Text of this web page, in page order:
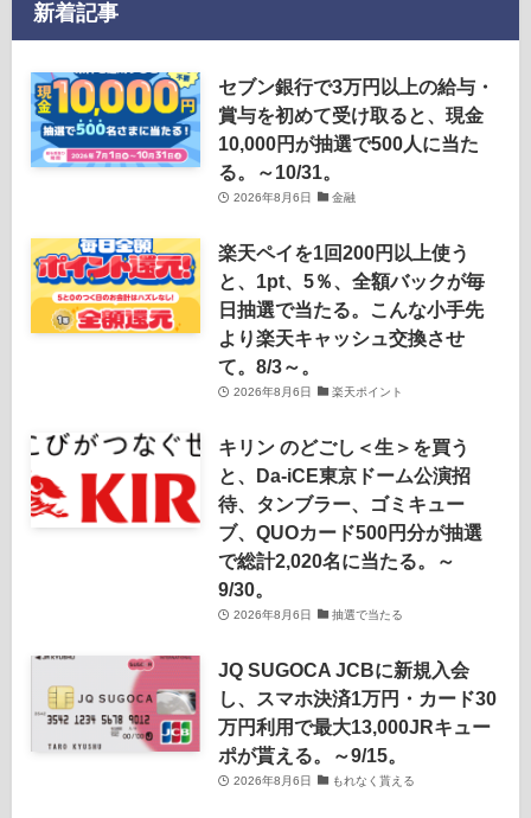
新着記事
セブン銀行で3万円以上の給与・
賞与を初めて受け取ると、現金
10,000円が抽選で500人に当た
る。～10/31。
2026年8月6日 金融
楽天ペイを1回200円以上使う
と、1pt、5％、全額バックが毎
日抽選で当たる。こんな小手先
より楽天キャッシュ交換させ
て。8/3～。
2026年8月6日 楽天ポイント
キリン のどごし＜生＞を買う
と、Da-iCE東京ドーム公演招
待、タンブラー、ゴミキュー
ブ、QUOカード500円分が抽選
で総計2,020名に当たる。～
9/30。
2026年8月6日 抽選で当たる
JQ SUGOCA JCBに新規入会
し、スマホ決済1万円・カード30
万円利用で最大13,000JRキュー
ポが貰える。～9/15。
2026年8月6日 もれなく貰える